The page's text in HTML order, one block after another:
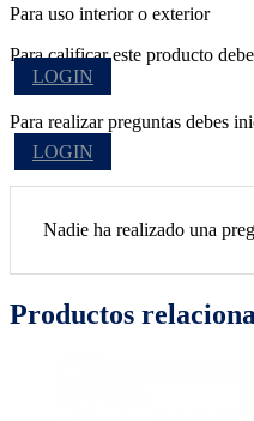
Para uso interior o exterior
Para calificar este producto
LOGIN
Para realizar preguntas debes
LOGIN
Nadie ha realizado una
Productos